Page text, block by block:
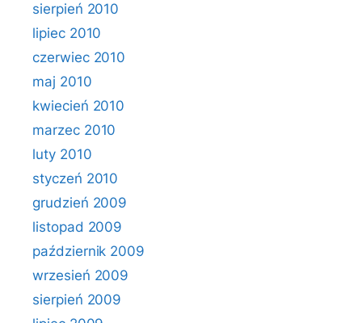
sierpień 2010
lipiec 2010
czerwiec 2010
maj 2010
kwiecień 2010
marzec 2010
luty 2010
styczeń 2010
grudzień 2009
listopad 2009
październik 2009
wrzesień 2009
sierpień 2009